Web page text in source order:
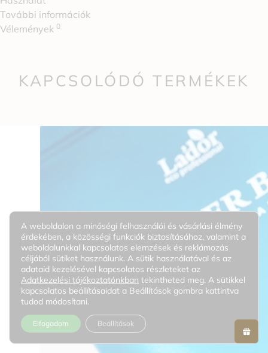
További információk
Vélemények 0
KAPCSOLÓDÓ TERMÉKEK
A weboldalon a minőségi felhasználói és vásárlási élmény
érdekében, a közösségi funkciók biztosításához, valamint a
weboldalunkkal kapcsolatos elemzések és reklámozás
céljából sütiket használunk. A sütik használatával és az
adataid kezelésével kapcsolatos részleteket az
Adatkezelési tájékoztatónkban tekintheted meg. A sütikkel
kapcsolatos beállításaidat a Beállítások gombra kattintva
tudod módosítani.
Elfogadom Beállítások